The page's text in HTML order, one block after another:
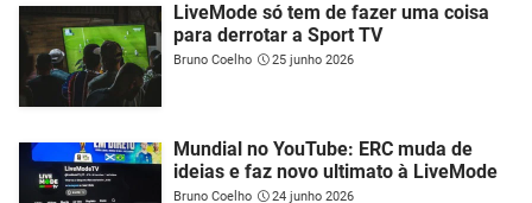
LiveMode só tem de fazer uma coisa
para derrotar a Sport TV
Bruno Coelho 25 junho 2026
Mundial no YouTube: ERC muda de
ideias e faz novo ultimato à LiveMode
Bruno Coelho 24 junho 2026